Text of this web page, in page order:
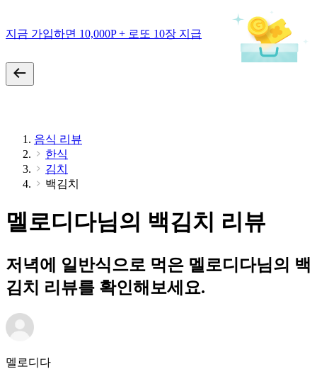
지금 가입하면 10,000P + 로또 10장 지급
음식 리뷰
한식
김치
백김치
멜로디다님의 백김치 리뷰
저녁에 일반식으로 먹은 멜로디다님의 백
김치 리뷰를 확인해보세요.
멜로디다